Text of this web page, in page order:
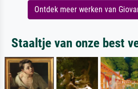
Ontdek meer werken van
Staaltje van onze best